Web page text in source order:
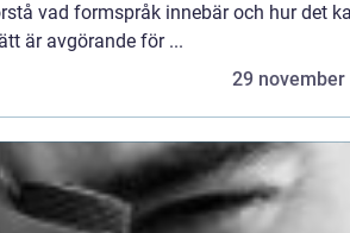
vad formspråk innebär och hur det
är avgörande för ...
29 november